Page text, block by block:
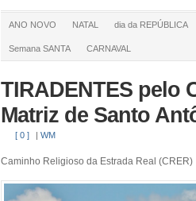
ANO NOVO NATAL dia da REPÚBLICA
Semana SANTA CARNAVAL
TIRADENTES pelo
Matriz de Santo
[ 0 ] | WM
Caminho Religioso da Estrada Real (CRER)